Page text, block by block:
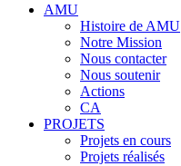
AMU
Histoire de AMU
Notre Mission
Nous contacter
Nous soutenir
Actions
CA
PROJETS
Projets en cours
Projets réalisés